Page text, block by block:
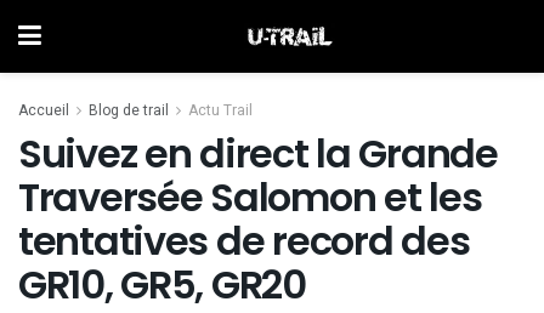
Accueil Blog de trail Actu Trail
Suivez en direct la Grande
Traversée Salomon et les
tentatives de record des
GR10, GR5, GR20